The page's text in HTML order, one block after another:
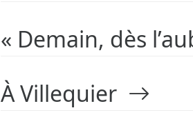
« Demain, dès
À Villequier